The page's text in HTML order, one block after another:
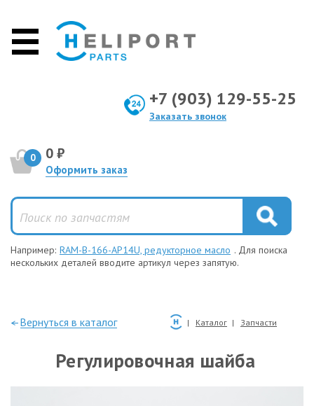
+7 (903) 129-55-25
Заказать звонок
0 0 ₽
Оформить заказ
Например: RAM-B-166-AP14U, редукторное масло . Для поиска
нескольких деталей вводите артикул через запятую.
—Вернуться в каталог Каталог Запчасти
Регулировочная шайба